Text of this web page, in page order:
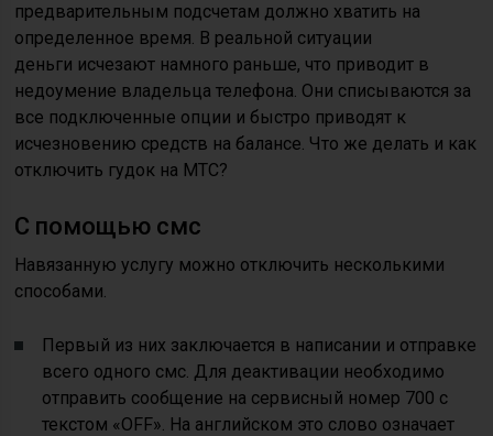
предварительным подсчетам должно хватить на
определенное время. В реальной ситуации
деньги исчезают намного раньше, что приводит в
недоумение владельца телефона. Они списываются за
все подключенные опции и быстро приводят к
исчезновению средств на балансе. Что же делать и как
отключить гудок на МТС?
С помощью смс
Навязанную услугу можно отключить несколькими
способами.
Первый из них заключается в написании и отправке
всего одного смс. Для деактивации необходимо
отправить сообщение на сервисный номер 700 с
текстом «OFF». На английском это слово означает